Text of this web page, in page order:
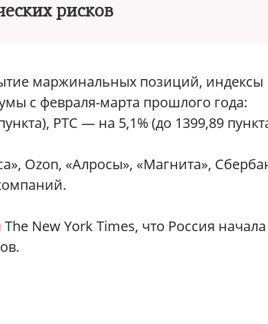
рисков
маржинальных позиций, индексы
с февраля-марта прошлого года:
РТС — на 5,1% (до 1399,89
Ozon, «Алросы», «Магнита»,
The New York Times, что Россия начала